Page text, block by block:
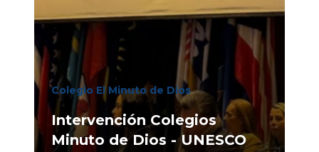
Colegio El Minuto de Dios
Intervención Colegios
Minuto de Dios - UNESCO